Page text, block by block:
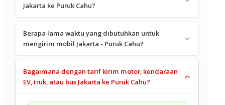
Jakarta ke Puruk Cahu?
Berapa lama waktu yang dibutuhkan untuk
mengirim mobil Jakarta - Puruk Cahu?
Bagaimana dengan tarif kirim motor, kendaraan
EV, truk, atau bus Jakarta ke Puruk Cahu?